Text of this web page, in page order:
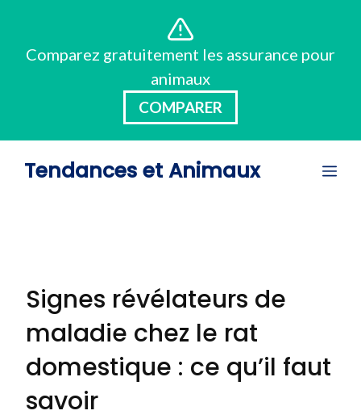
contenuComparez gratuitement les assurance pour
animaux
COMPARER
Tendances et Animaux
Signes révélateurs de
maladie chez le rat
domestique : ce qu’il faut
savoir